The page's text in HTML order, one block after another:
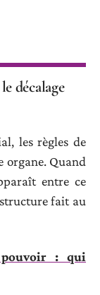
décalage
les règles de
organe. Quand
entre ce
fait au
: qui